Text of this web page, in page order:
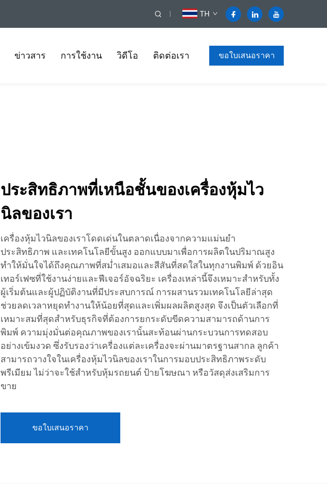
TH
ข่าวสาร การใช้งาน วิดีโอ ติดต่อเรา ขอใบเสนอราคา
ประสิทธิภาพที่เหนือชั้นของเครื่องหุ้มไว
นิลของเรา
เครื่องหุ้มไวนิลของเราโดดเด่นในตลาดเนื่องจากความแม่นยำ
ประสิทธิภาพ และเทคโนโลยีขั้นสูง ออกแบบมาเพื่อการผลิตในปริมาณสูง
ทำให้มั่นใจได้ถึงคุณภาพที่สม่ำเสมอและสีสันที่สดใสในทุกงานพิมพ์ ด้วยอิน
เทอร์เฟซที่ใช้งานง่ายและฟีเจอร์อัจฉริยะ เครื่องเหล่านี้จึงเหมาะสำหรับทั้ง
ผู้เริ่มต้นและผู้ปฏิบัติงานที่มีประสบการณ์ การผสานรวมเทคโนโลยีล่าสุด
ช่วยลดเวลาหยุดทำงานให้น้อยที่สุดและเพิ่มผลผลิตสูงสุด จึงเป็นตัวเลือกที่
เหมาะสมที่สุดสำหรับธุรกิจที่ต้องการยกระดับขีดความสามารถด้านการ
พิมพ์ ความมุ่งมั่นต่อคุณภาพของเรานั้นสะท้อนผ่านกระบวนการทดสอบ
อย่างเข้มงวด ซึ่งรับรองว่าเครื่องแต่ละเครื่องจะผ่านมาตรฐานสากล ลูกค้า
สามารถวางใจในเครื่องหุ้มไวนิลของเราในการมอบประสิทธิภาพระดับ
พรีเมียม ไม่ว่าจะใช้สำหรับหุ้มรถยนต์ ป้ายโฆษณา หรือวัสดุส่งเสริมการ
ขาย
ขอใบเสนอราคา